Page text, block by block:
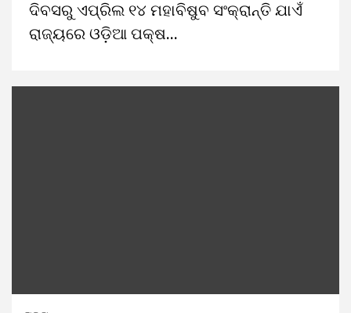
ଦିବସରୁ ଏପ୍ରିଲ ୧୪ ମହାବିଷୁବ ସଂକ୍ରାନ୍ତି ଯାଏଁ
ରାଜ୍ୟରେ ଓଡ଼ିଆ ପକ୍ଷ...